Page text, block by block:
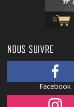
NOUS SUIVRE
Facebook